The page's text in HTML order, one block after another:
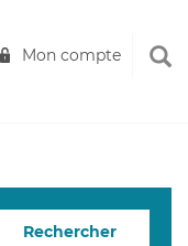
Mon compte
Rechercher